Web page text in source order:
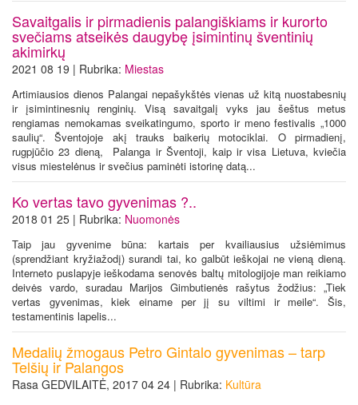
Savaitgalis ir pirmadienis palangiškiams ir kurorto
svečiams atseikės daugybę įsimintinų šventinių
akimirkų
2021 08 19 | Rubrika: Miestas
Artimiausios dienos Palangai nepašykštės vienas už kitą nuostabesnių
ir įsimintinesnių renginių. Visą savaitgalį vyks jau šeštus metus
rengiamas nemokamas sveikatingumo, sporto ir meno festivalis „1000
saulių“. Šventojoje akį trauks baikerių motociklai. O pirmadienį,
rugpjūčio 23 dieną, Palanga ir Šventoji, kaip ir visa Lietuva, kviečia
visus miestelėnus ir svečius paminėti istorinę datą...
Ko vertas tavo gyvenimas ?..
2018 01 25 | Rubrika: Nuomonės
Taip jau gyvenime būna: kartais per kvailiausius užsiėmimus
(sprendžiant kryžiažodį) surandi tai, ko galbūt ieškojai ne vieną dieną.
Interneto puslapyje ieškodama senovės baltų mitologijoje man reikiamo
deivės vardo, suradau Marijos Gimbutienės rašytus žodžius: „Tiek
vertas gyvenimas, kiek einame per jį su viltimi ir meile“. Šis,
testamentinis lapelis...
Medalių žmogaus Petro Gintalo gyvenimas – tarp
Telšių ir Palangos
Rasa GEDVILAITĖ, 2017 04 24 | Rubrika: Kultūra